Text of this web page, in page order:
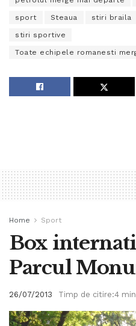
sport Steaua stiri braila
stiri sportive
Toate echipele romanesti
Home Sport
Box
Parcul
26/07/2013 Timp de citire:4